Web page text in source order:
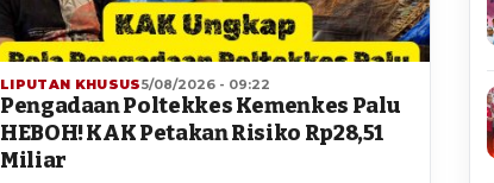
LIPUTAN KHUSUS5/08/2026 - 09:22
Pengadaan Poltekkes Kemenkes Palu
HEBOH! KAK Petakan Risiko Rp28,51
Miliar